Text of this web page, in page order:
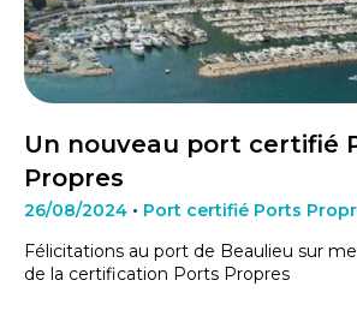
Un nouveau port certifié
Propres
26/08/2024 • Port certifié Ports
Félicitations au port de Beaulieu sur
de la certification Ports Propres